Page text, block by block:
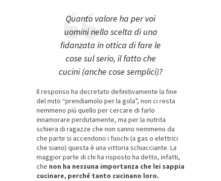
Quanto valore ha per voi
uomini nella scelta di una
fidanzata in ottica di fare le
cose sul serio, il fatto che
cucini (anche cose semplici)?
Il responso ha decretato definitivamente la fine
del mito “prendiamolo per la gola”, non ci resta
nemmeno più quello per cercare di farlo
innamorare perdutamente, ma per la nutrita
schiera di ragazze che non sanno nemmeno da
che parte si accendono i fuochi (a gas o elettrici
che siano) questa è una vittoria schiacciante. La
maggior parte di chi ha risposto ha detto, infatti,
che non ha nessuna importanza che lei sappia
cucinare, perché tanto cucinano loro.